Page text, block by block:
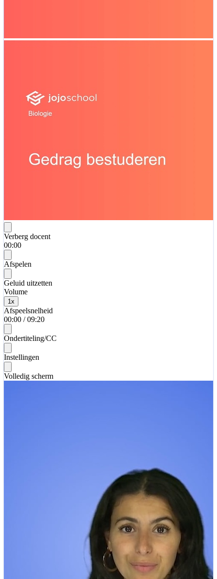
Verberg docent
00:00
Afspelen
Geluid uitzetten
Volume
1 x
Afspeelsnelheid
00:00 / 09:20
Ondertiteling/CC
Instellingen
Volledig scherm